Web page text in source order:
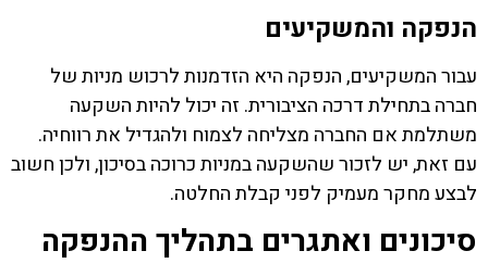
הנפקה והמשקיעים
עבור המשקיעים, הנפקה היא הזדמנות לרכוש מניות של
חברה בתחילת דרכה הציבורית. זה יכול להיות השקעה
משתלמת אם החברה מצליחה לצמוח ולהגדיל את רווחיה.
עם זאת, יש לזכור שהשקעה במניות כרוכה בסיכון, ולכן חשוב
לבצע מחקר מעמיק לפני קבלת החלטה.
סיכונים ואתגרים בתהליך ההנפקה